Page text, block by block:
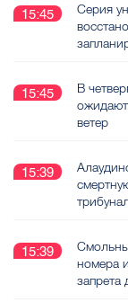
15:45
Серия
15:45
В
ветер
15:39
15:39
номера
запрета